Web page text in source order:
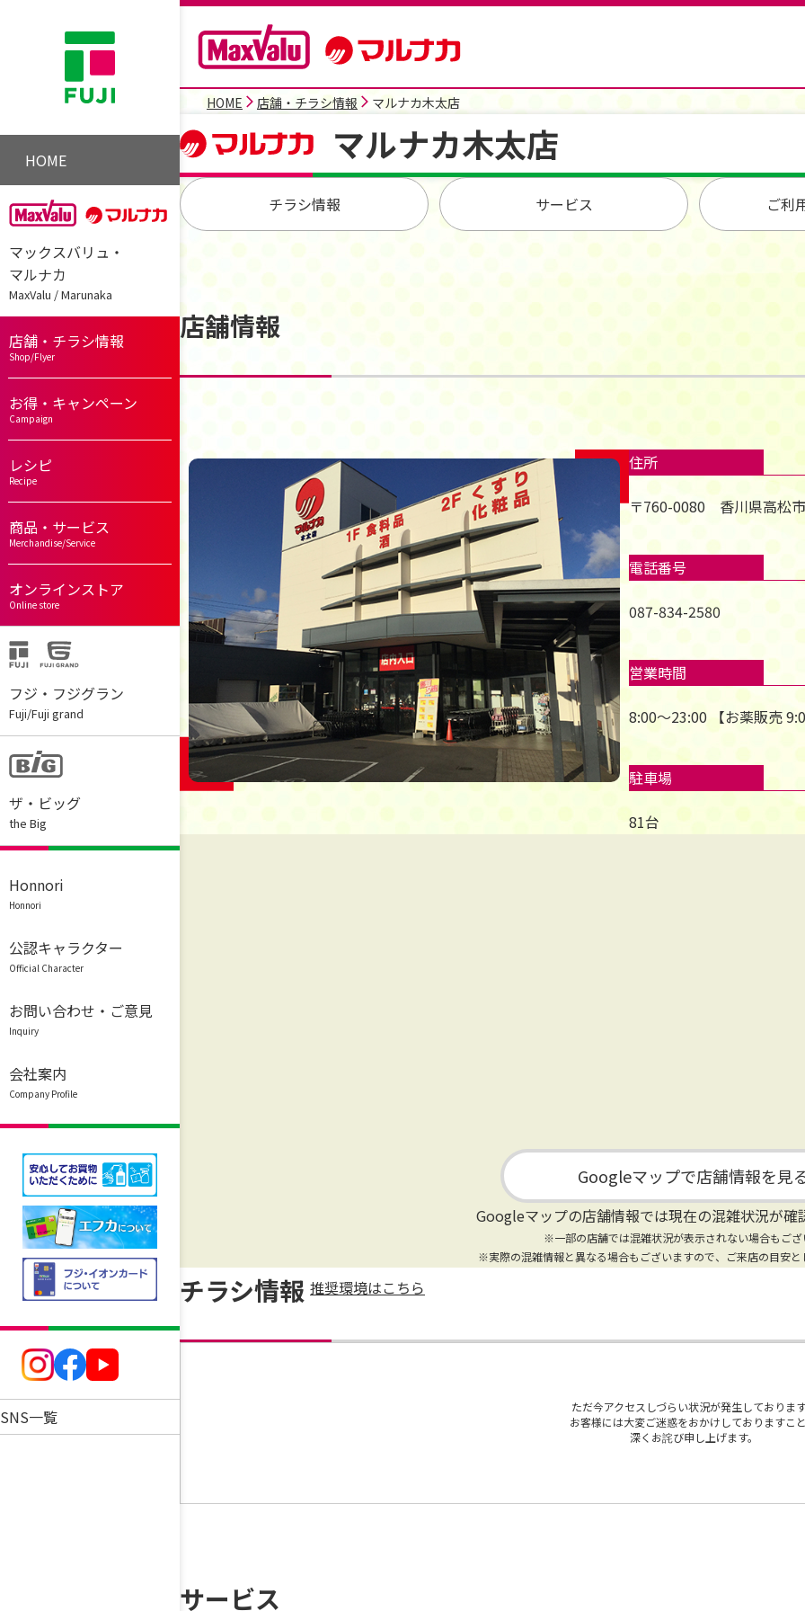
Honnori
Honnori
公認キャラクター
Official Character
お問い合わせ・ご意見
Inquiry
会社案内
Company Profile
SNS一覧
HOME
フジ・フジグラン
Fuji/Fuji grand
マックスバリュ・
マルナカ
MaxValu / Marunaka
店舗・チラシ情報
Shop/Flyer
お得・キャンペーン
Campaign
レシピ
Recipe
商品・サービス
Merchandise/Service
オンラインストア
Online store
ザ・ビッグ
the Big
HOME 店舗・チラシ情報 マルナカ木太店
マルナカ木太店
チラシ情報 サービス ご利
店舗情報
住所
〒760-0080 香川県高松
電話番号
087-834-2580
営業時間
8:00～23:00 【お薬販売
駐車場
81台
Googleマップで店舗情報を見
Googleマップの店舗情報では現在の混雑状況が確
※一部の店舗では混雑状況が表示されない場合もござ
※実際の混雑情報と異なる場合もございますので、ご来店の目安
チラシ情報 推奨環境はこちら
ただ今アクセスしづらい状況が発生しておりま
お客様には大変ご迷惑をおかけしておりますこ
深くお詫び申し上げます。
サービス